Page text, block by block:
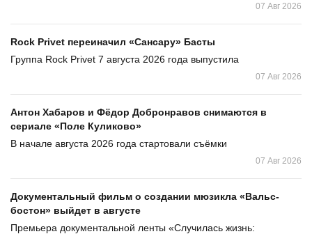
07 Авг 2026
Rock Privet переиначил «Сансару» Басты
Группа Rock Privet 7 августа 2026 года выпустила
07 Авг 2026
Антон Хабаров и Фёдор Добронравов снимаются в
сериале «Поле Куликово»
В начале августа 2026 года стартовали съёмки
07 Авг 2026
Документальный фильм о создании мюзикла «Вальс-
бостон» выйдет в августе
Премьера документальной ленты «Случилась жизнь: